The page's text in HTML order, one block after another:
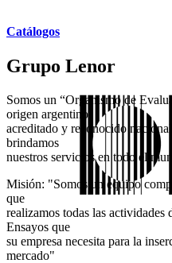
Catálogos
Grupo Lenor
Somos un “Organismo de
origen argentino,
acreditado y reconocido
brindamos
nuestros servicios en todo el
Misión: "Somos un equipo
que
realizamos todas las
Ensayos que
su empresa necesita para la
mercado"